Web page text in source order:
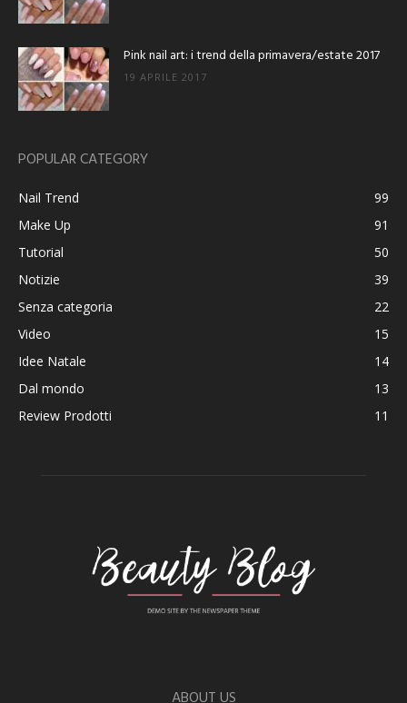
Pink nail art: i trend della primavera/estate 2017
19 APRILE 2017
POPULAR CATEGORY
Nail Trend
99
Make Up
91
Tutorial
50
Notizie
39
Senza categoria
22
Video
15
Idee Natale
14
Dal mondo
13
Review Prodotti
11
ABOUT US